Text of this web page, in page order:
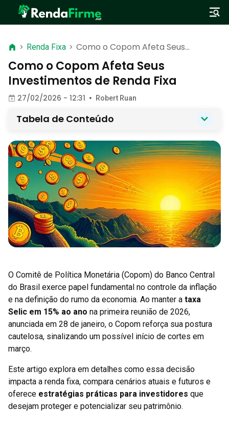
> Renda Fixa > Como o Copom Afeta Seus
Investimentos de Renda Fixa
Como o Copom Afeta Seus
Investimentos de Renda Fixa
27/02/2026 - 12:31 • Robert Ruan
Tabela de Conteúdo
O Comitê de Política Monetária (Copom) do Banco Central
do Brasil exerce papel fundamental no controle da inflação
e na definição do rumo da economia. Ao manter a taxa
Selic em 15% ao ano na primeira reunião de 2026,
anunciada em 28 de janeiro, o Copom reforça sua postura
cautelosa, sinalizando um possível início de cortes em
março.
Este artigo explora em detalhes como essa decisão
impacta a renda fixa, compara cenários atuais e futuros e
oferece estratégias práticas para investidores que
desejam proteger e potencializar seu patrimônio.